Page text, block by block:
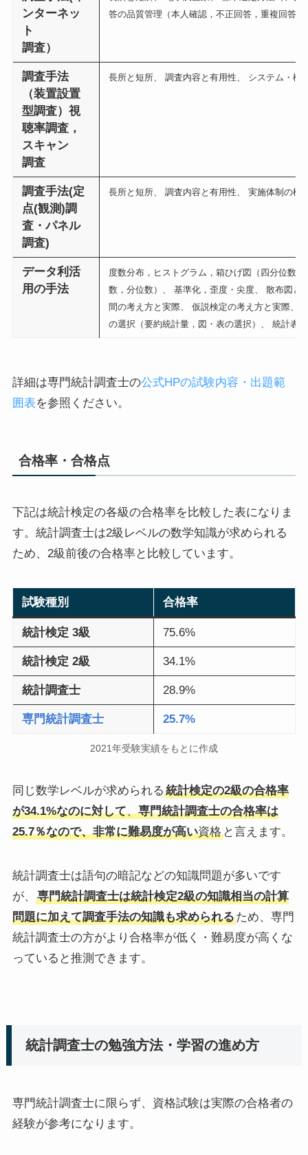
ンターネッ
ト
調査）
答の品質管理（本人確認，不正回答，重複回答）
調査手法
（装置設置
型調査）視
聴率調査，
スキャン
調査
長所と短所、 調査内容と有用性、 システム・機
調査手法(定
点(観測)調
査・パネル
調査)
長所と短所、 調査内容と有用性、 実施体制の構
データ利活
用の手法
度数分布，ヒストグラム，箱ひげ図（四分位数
数，分位数）、 基準化，歪度・尖度、 散布図と
間の考え方と実際、 仮説検定の考え方と実際、
の選択（要約統計量，図・表の選択）、 統計表
詳細は専門統計調査士の公式HPの試験内容・出題範
囲表を参照ください。
合格率・合格点
下記は統計検定の各級の合格率を比較した表になりま
す。統計調査士は2級レベルの数学知識が求められる
ため、2級前後の合格率と比較しています。
試験種別 合格率
統計検定 3級 75.6%
統計検定 2級 34.1%
統計調査士 28.9%
専門統計調査士 25.7%
2021年受験実績をもとに作成
同じ数学レベルが求められる 統計検定の2級の合格率
が34.1%なのに対して、専門統計調査士の合格率は
25.7％なので、非常に難易度が高い資格と言えます。
統計調査士は語句の暗記などの知識問題が多いです
が、
専門統計調査士は統計検定2級の知識相当の計算
問題に加えて調査手法の知識も求められるため、専門
統計調査士の方がより合格率が低く・難易度が高くな
っていると推測できます。
統計調査士の勉強方法・学習の進め方
専門統計調査士に限らず、資格試験は実際の合格者の
経験が参考になります。